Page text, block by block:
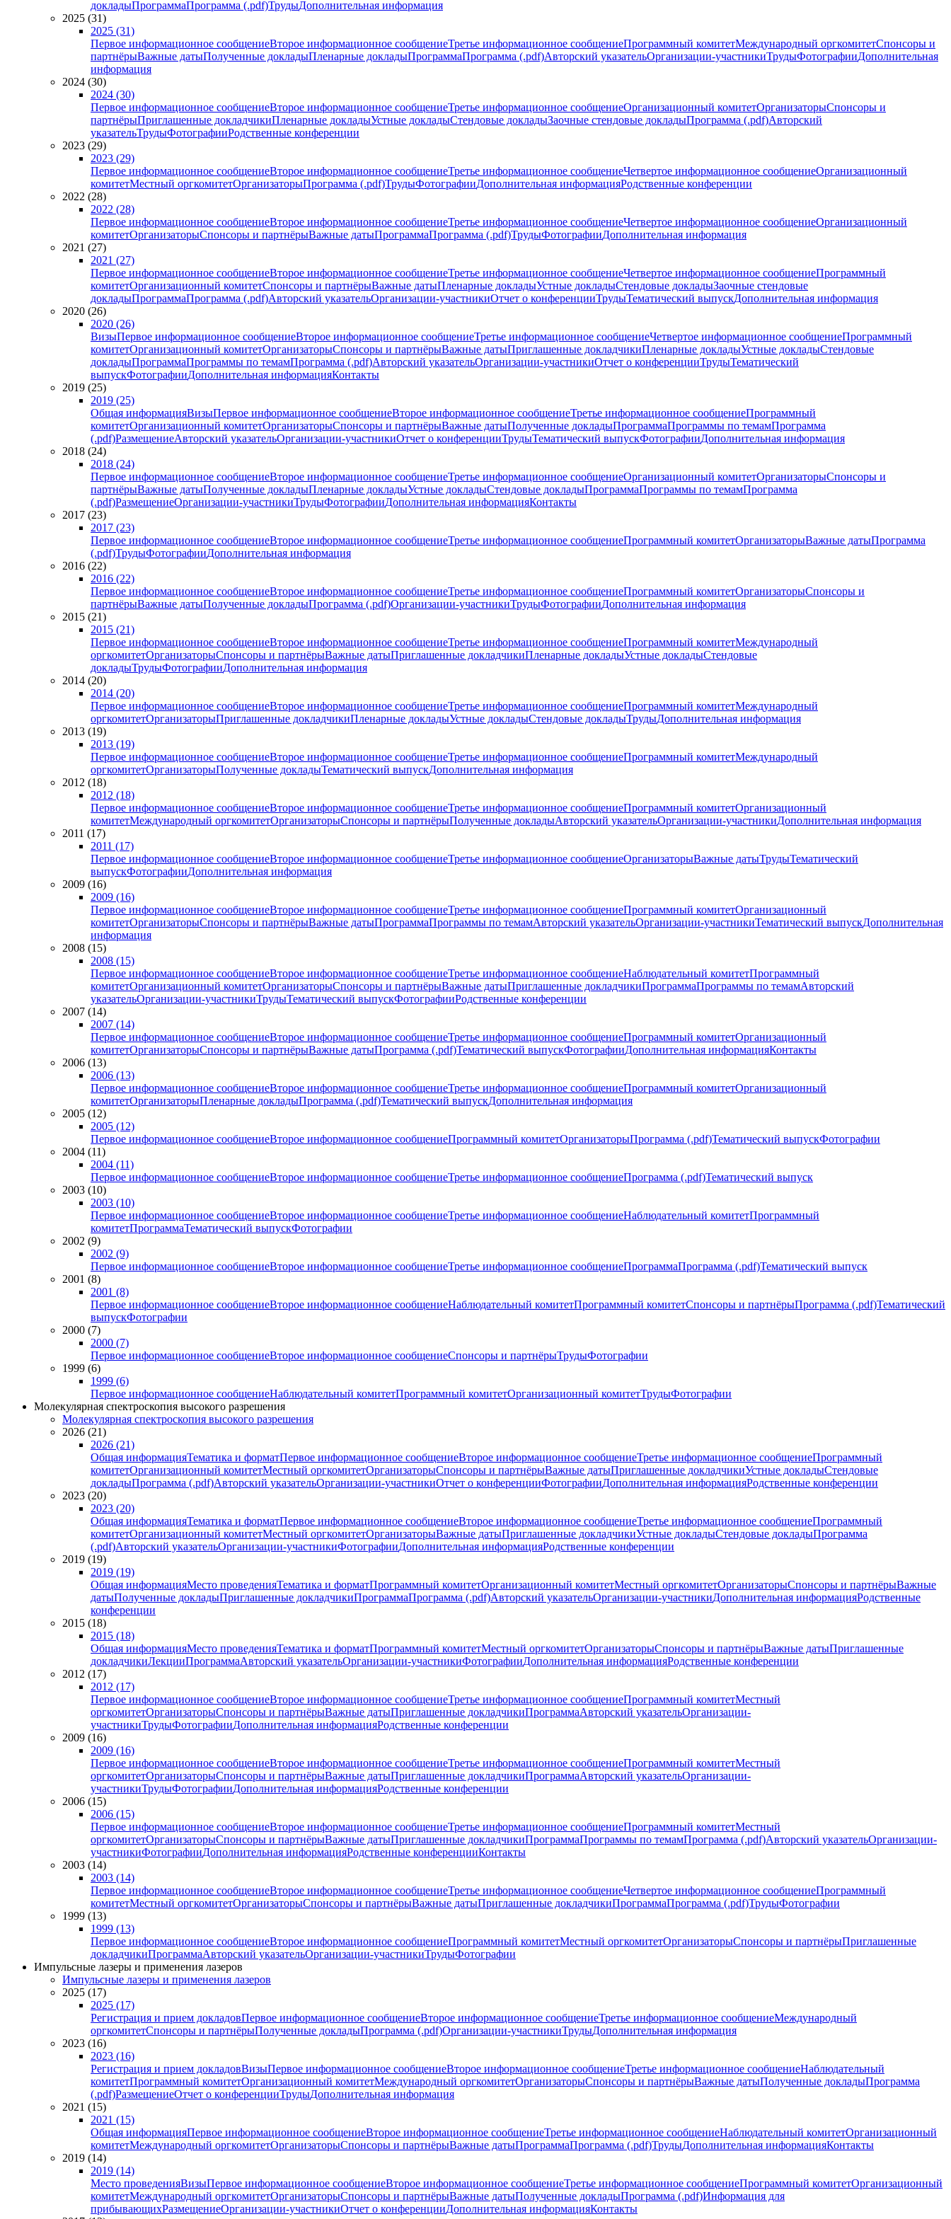
докладыПрограммаПрограмма (.pdf)ТрудыДополнительная информация
2025 (31)
2025 (31)
Первое информационное сообщениеВторое информационное сообщениеТретье информационное сообщениеПрограммный комитетМеждународный оргкомитетСпонсоры и
партнёрыВажные датыПолученные докладыПленарные докладыПрограммаПрограмма (.pdf)Авторский указательОрганизации-участникиТрудыФотографииДополнительная
информация
2024 (30)
2024 (30)
Первое информационное сообщениеВторое информационное сообщениеТретье информационное сообщениеОрганизационный комитетОрганизаторыСпонсоры и
партнёрыПриглашенные докладчикиПленарные докладыУстные докладыСтендовые докладыЗаочные стендовые докладыПрограмма (.pdf)Авторский
указательТрудыФотографииРодственные конференции
2023 (29)
2023 (29)
Первое информационное сообщениеВторое информационное сообщениеТретье информационное сообщениеЧетвертое информационное сообщениеОрганизационный
комитетМестный оргкомитетОрганизаторыПрограмма (.pdf)ТрудыФотографииДополнительная информацияРодственные конференции
2022 (28)
2022 (28)
Первое информационное сообщениеВторое информационное сообщениеТретье информационное сообщениеЧетвертое информационное сообщениеОрганизационный
комитетОрганизаторыСпонсоры и партнёрыВажные датыПрограммаПрограмма (.pdf)ТрудыФотографииДополнительная информация
2021 (27)
2021 (27)
Первое информационное сообщениеВторое информационное сообщениеТретье информационное сообщениеЧетвертое информационное сообщениеПрограммный
комитетОрганизационный комитетСпонсоры и партнёрыВажные датыПленарные докладыУстные докладыСтендовые докладыЗаочные стендовые
докладыПрограммаПрограмма (.pdf)Авторский указательОрганизации-участникиОтчет о конференцииТрудыТематический выпускДополнительная информация
2020 (26)
2020 (26)
ВизыПервое информационное сообщениеВторое информационное сообщениеТретье информационное сообщениеЧетвертое информационное сообщениеПрограммный
комитетОрганизационный комитетОрганизаторыСпонсоры и партнёрыВажные датыПриглашенные докладчикиПленарные докладыУстные докладыСтендовые
докладыПрограммаПрограммы по темамПрограмма (.pdf)Авторский указательОрганизации-участникиОтчет о конференцииТрудыТематический
выпускФотографииДополнительная информацияКонтакты
2019 (25)
2019 (25)
Общая информацияВизыПервое информационное сообщениеВторое информационное сообщениеТретье информационное сообщениеПрограммный
комитетОрганизационный комитетОрганизаторыСпонсоры и партнёрыВажные датыПолученные докладыПрограммаПрограммы по темамПрограмма
(.pdf)РазмещениеАвторский указательОрганизации-участникиОтчет о конференцииТрудыТематический выпускФотографииДополнительная информация
2018 (24)
2018 (24)
Первое информационное сообщениеВторое информационное сообщениеТретье информационное сообщениеОрганизационный комитетОрганизаторыСпонсоры и
партнёрыВажные датыПолученные докладыПленарные докладыУстные докладыСтендовые докладыПрограммаПрограммы по темамПрограмма
(.pdf)РазмещениеОрганизации-участникиТрудыФотографииДополнительная информацияКонтакты
2017 (23)
2017 (23)
Первое информационное сообщениеВторое информационное сообщениеТретье информационное сообщениеПрограммный комитетОрганизаторыВажные датыПрограмма
(.pdf)ТрудыФотографииДополнительная информация
2016 (22)
2016 (22)
Первое информационное сообщениеВторое информационное сообщениеТретье информационное сообщениеПрограммный комитетОрганизаторыСпонсоры и
партнёрыВажные датыПолученные докладыПрограмма (.pdf)Организации-участникиТрудыФотографииДополнительная информация
2015 (21)
2015 (21)
Первое информационное сообщениеВторое информационное сообщениеТретье информационное сообщениеПрограммный комитетМеждународный
оргкомитетОрганизаторыСпонсоры и партнёрыВажные датыПриглашенные докладчикиПленарные докладыУстные докладыСтендовые
докладыТрудыФотографииДополнительная информация
2014 (20)
2014 (20)
Первое информационное сообщениеВторое информационное сообщениеТретье информационное сообщениеПрограммный комитетМеждународный
оргкомитетОрганизаторыПриглашенные докладчикиПленарные докладыУстные докладыСтендовые докладыТрудыДополнительная информация
2013 (19)
2013 (19)
Первое информационное сообщениеВторое информационное сообщениеТретье информационное сообщениеПрограммный комитетМеждународный
оргкомитетОрганизаторыПолученные докладыТематический выпускДополнительная информация
2012 (18)
2012 (18)
Первое информационное сообщениеВторое информационное сообщениеТретье информационное сообщениеПрограммный комитетОрганизационный
комитетМеждународный оргкомитетОрганизаторыСпонсоры и партнёрыПолученные докладыАвторский указательОрганизации-участникиДополнительная информация
2011 (17)
2011 (17)
Первое информационное сообщениеВторое информационное сообщениеТретье информационное сообщениеОрганизаторыВажные датыТрудыТематический
выпускФотографииДополнительная информация
2009 (16)
2009 (16)
Первое информационное сообщениеВторое информационное сообщениеТретье информационное сообщениеПрограммный комитетОрганизационный
комитетОрганизаторыСпонсоры и партнёрыВажные датыПрограммаПрограммы по темамАвторский указательОрганизации-участникиТематический выпускДополнительная
информация
2008 (15)
2008 (15)
Первое информационное сообщениеВторое информационное сообщениеТретье информационное сообщениеНаблюдательный комитетПрограммный
комитетОрганизационный комитетОрганизаторыСпонсоры и партнёрыВажные датыПриглашенные докладчикиПрограммаПрограммы по темамАвторский
указательОрганизации-участникиТрудыТематический выпускФотографииРодственные конференции
2007 (14)
2007 (14)
Первое информационное сообщениеВторое информационное сообщениеТретье информационное сообщениеПрограммный комитетОрганизационный
комитетОрганизаторыСпонсоры и партнёрыВажные датыПрограмма (.pdf)Тематический выпускФотографииДополнительная информацияКонтакты
2006 (13)
2006 (13)
Первое информационное сообщениеВторое информационное сообщениеТретье информационное сообщениеПрограммный комитетОрганизационный
комитетОрганизаторыПленарные докладыПрограмма (.pdf)Тематический выпускДополнительная информация
2005 (12)
2005 (12)
Первое информационное сообщениеВторое информационное сообщениеПрограммный комитетОрганизаторыПрограмма (.pdf)Тематический выпускФотографии
2004 (11)
2004 (11)
Первое информационное сообщениеВторое информационное сообщениеТретье информационное сообщениеПрограмма (.pdf)Тематический выпуск
2003 (10)
2003 (10)
Первое информационное сообщениеВторое информационное сообщениеТретье информационное сообщениеНаблюдательный комитетПрограммный
комитетПрограммаТематический выпускФотографии
2002 (9)
2002 (9)
Первое информационное сообщениеВторое информационное сообщениеТретье информационное сообщениеПрограммаПрограмма (.pdf)Тематический выпуск
2001 (8)
2001 (8)
Первое информационное сообщениеВторое информационное сообщениеНаблюдательный комитетПрограммный комитетСпонсоры и партнёрыПрограмма (.pdf)Тематический
выпускФотографии
2000 (7)
2000 (7)
Первое информационное сообщениеВторое информационное сообщениеСпонсоры и партнёрыТрудыФотографии
1999 (6)
1999 (6)
Первое информационное сообщениеНаблюдательный комитетПрограммный комитетОрганизационный комитетТрудыФотографии
Молекулярная спектроскопия высокого разрешения
Молекулярная спектроскопия высокого разрешения
2026 (21)
2026 (21)
Общая информацияТематика и форматПервое информационное сообщениеВторое информационное сообщениеТретье информационное сообщениеПрограммный
комитетОрганизационный комитетМестный оргкомитетОрганизаторыСпонсоры и партнёрыВажные датыПриглашенные докладчикиУстные докладыСтендовые
докладыПрограмма (.pdf)Авторский указательОрганизации-участникиОтчет о конференцииФотографииДополнительная информацияРодственные конференции
2023 (20)
2023 (20)
Общая информацияТематика и форматПервое информационное сообщениеВторое информационное сообщениеТретье информационное сообщениеПрограммный
комитетОрганизационный комитетМестный оргкомитетОрганизаторыВажные датыПриглашенные докладчикиУстные докладыСтендовые докладыПрограмма
(.pdf)Авторский указательОрганизации-участникиФотографииДополнительная информацияРодственные конференции
2019 (19)
2019 (19)
Общая информацияМесто проведенияТематика и форматПрограммный комитетОрганизационный комитетМестный оргкомитетОрганизаторыСпонсоры и партнёрыВажные
датыПолученные докладыПриглашенные докладчикиПрограммаПрограмма (.pdf)Авторский указательОрганизации-участникиДополнительная информацияРодственные
конференции
2015 (18)
2015 (18)
Общая информацияМесто проведенияТематика и форматПрограммный комитетМестный оргкомитетОрганизаторыСпонсоры и партнёрыВажные датыПриглашенные
докладчикиЛекцииПрограммаАвторский указательОрганизации-участникиФотографииДополнительная информацияРодственные конференции
2012 (17)
2012 (17)
Первое информационное сообщениеВторое информационное сообщениеТретье информационное сообщениеПрограммный комитетМестный
оргкомитетОрганизаторыСпонсоры и партнёрыВажные датыПриглашенные докладчикиПрограммаАвторский указательОрганизации-
участникиТрудыФотографииДополнительная информацияРодственные конференции
2009 (16)
2009 (16)
Первое информационное сообщениеВторое информационное сообщениеТретье информационное сообщениеПрограммный комитетМестный
оргкомитетОрганизаторыСпонсоры и партнёрыВажные датыПриглашенные докладчикиПрограммаАвторский указательОрганизации-
участникиТрудыФотографииДополнительная информацияРодственные конференции
2006 (15)
2006 (15)
Первое информационное сообщениеВторое информационное сообщениеТретье информационное сообщениеПрограммный комитетМестный
оргкомитетОрганизаторыСпонсоры и партнёрыВажные датыПриглашенные докладчикиПрограммаПрограммы по темамПрограмма (.pdf)Авторский указательОрганизации-
участникиФотографииДополнительная информацияРодственные конференцииКонтакты
2003 (14)
2003 (14)
Первое информационное сообщениеВторое информационное сообщениеТретье информационное сообщениеЧетвертое информационное сообщениеПрограммный
комитетМестный оргкомитетОрганизаторыСпонсоры и партнёрыВажные датыПриглашенные докладчикиПрограммаПрограмма (.pdf)ТрудыФотографии
1999 (13)
1999 (13)
Первое информационное сообщениеВторое информационное сообщениеПрограммный комитетМестный оргкомитетОрганизаторыСпонсоры и партнёрыПриглашенные
докладчикиПрограммаАвторский указательОрганизации-участникиТрудыФотографии
Импульсные лазеры и применения лазеров
Импульсные лазеры и применения лазеров
2025 (17)
2025 (17)
Регистрация и прием докладовПервое информационное сообщениеВторое информационное сообщениеТретье информационное сообщениеМеждународный
оргкомитетСпонсоры и партнёрыПолученные докладыПрограмма (.pdf)Организации-участникиТрудыДополнительная информация
2023 (16)
2023 (16)
Регистрация и прием докладовВизыПервое информационное сообщениеВторое информационное сообщениеТретье информационное сообщениеНаблюдательный
комитетПрограммный комитетОрганизационный комитетМеждународный оргкомитетОрганизаторыСпонсоры и партнёрыВажные датыПолученные докладыПрограмма
(.pdf)РазмещениеОтчет о конференцииТрудыДополнительная информация
2021 (15)
2021 (15)
Общая информацияПервое информационное сообщениеВторое информационное сообщениеТретье информационное сообщениеНаблюдательный комитетОрганизационный
комитетМеждународный оргкомитетОрганизаторыСпонсоры и партнёрыВажные датыПрограммаПрограмма (.pdf)ТрудыДополнительная информацияКонтакты
2019 (14)
2019 (14)
Место проведенияВизыПервое информационное сообщениеВторое информационное сообщениеТретье информационное сообщениеПрограммный комитетОрганизационный
комитетМеждународный оргкомитетОрганизаторыСпонсоры и партнёрыВажные датыПолученные докладыПрограмма (.pdf)Информация для
прибывающихРазмещениеОрганизации-участникиОтчет о конференцииДополнительная информацияКонтакты